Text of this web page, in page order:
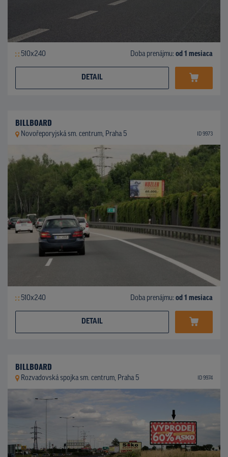
510x240 Doba prenájmu: od 1 mesiaca
DETAIL
BILLBOARD
Novořeporyjská sm. centrum, Praha 5 ID 9973
510x240 Doba prenájmu: od 1 mesiaca
DETAIL
BILLBOARD
Rozvadovská spojka sm. centrum, Praha 5 ID 9974